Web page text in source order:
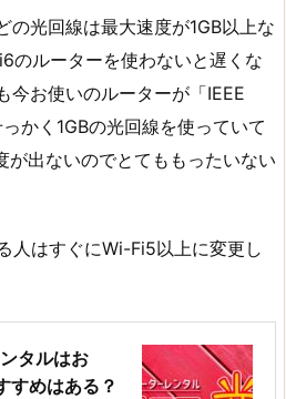
の光回線は最大速度が1GB以上な
のルーターを使わないと遅くな
今お使いのルーターが「IEEE
かく1GBの光回線を使っていて
出ないのでとてももったいない
人はすぐにWi-Fi5以上に変更し
タルはお
すめはある？